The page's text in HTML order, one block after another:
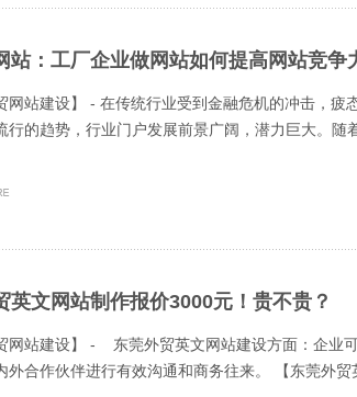
站：工厂企业做网站如何提高网站竞争
网站建设】 - 在传统行业受到金融危机的冲击，
行的趋势，行业门户发展前景广阔，潜力巨大。
英文网站制作报价3000元！贵不贵？
网站建设】 - 东莞外贸英文网站建设方面：企业
外合作伙伴进行有效沟通和商务往来。 【东莞外贸